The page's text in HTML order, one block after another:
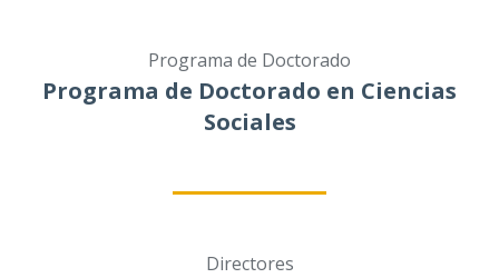
Programa de Doctorado
Programa de Doctorado en Ciencias
Sociales
Directores